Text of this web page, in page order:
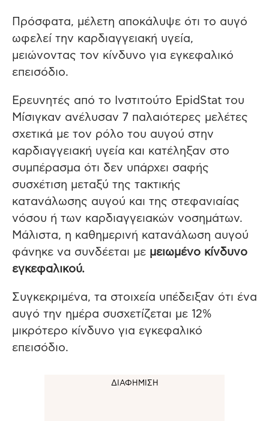
Πρόσφατα, μέλετη αποκάλυψε ότι το αυγό
ωφελεί την καρδιαγγειακή υγεία,
μειώνοντας τον κίνδυνο για εγκεφαλικό
επεισόδιο.
Ερευνητές από το Ινστιτούτο EpidStat του
Μίσιγκαν ανέλυσαν 7 παλαιότερες μελέτες
σχετικά με τον ρόλο του αυγού στην
καρδιαγγειακή υγεία και κατέληξαν στο
συμπέρασμα ότι δεν υπάρχει σαφής
συσχέτιση μεταξύ της τακτικής
κατανάλωσης αυγού και της στεφανιαίας
νόσου ή των καρδιαγγειακών νοσημάτων.
Μάλιστα, η καθημερινή κατανάλωση αυγού
φάνηκε να συνδέεται με μειωμένο κίνδυνο
εγκεφαλικού.
Συγκεκριμένα, τα στοιχεία υπέδειξαν ότι ένα
αυγό την ημέρα συσχετίζεται με 12%
μικρότερο κίνδυνο για εγκεφαλικό
επεισόδιο.